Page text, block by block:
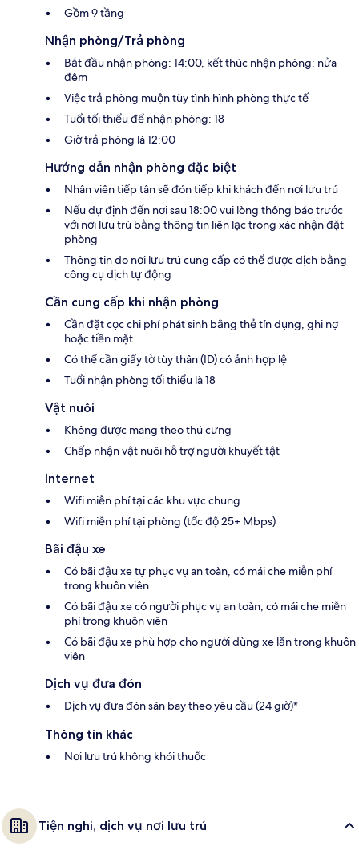
Gồm 9 tầng
Nhận phòng/Trả phòng
Bắt đầu nhận phòng: 14:00, kết thúc nhận phòng: nửa
đêm
Việc trả phòng muộn tùy tình hình phòng thực tế
Tuổi tối thiểu để nhận phòng: 18
Giờ trả phòng là 12:00
Hướng dẫn nhận phòng đặc biệt
Nhân viên tiếp tân sẽ đón tiếp khi khách đến nơi lưu trú
Nếu dự định đến nơi sau 18:00 vui lòng thông báo trước
với nơi lưu trú bằng thông tin liên lạc trong xác nhận đặt
phòng
Thông tin do nơi lưu trú cung cấp có thể được dịch bằng
công cụ dịch tự động
Cần cung cấp khi nhận phòng
Cần đặt cọc chi phí phát sinh bằng thẻ tín dụng, ghi nợ
hoặc tiền mặt
Có thể cần giấy tờ tùy thân (ID) có ảnh hợp lệ
Tuổi nhận phòng tối thiểu là 18
Vật nuôi
Không được mang theo thú cưng
Chấp nhận vật nuôi hỗ trợ người khuyết tật
Internet
Wifi miễn phí tại các khu vực chung
Wifi miễn phí tại phòng (tốc độ 25+ Mbps)
Bãi đậu xe
Có bãi đậu xe tự phục vụ an toàn, có mái che miễn phí
trong khuôn viên
Có bãi đậu xe có người phục vụ an toàn, có mái che miễn
phí trong khuôn viên
Có bãi đậu xe phù hợp cho người dùng xe lăn trong khuôn
viên
Dịch vụ đưa đón
Dịch vụ đưa đón sân bay theo yêu cầu (24 giờ)*
Thông tin khác
Nơi lưu trú không khói thuốc
Tiện nghi, dịch vụ nơi lưu trú